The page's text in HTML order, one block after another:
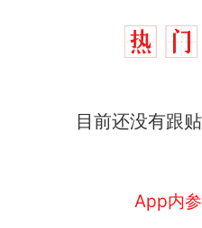
目前还没有跟
App内
似南京
传，院
新
费大
窝，原
来源：
笔试第